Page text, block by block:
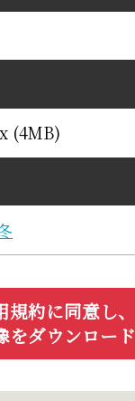
(4MB)
規約に同意し、
をダウンロード